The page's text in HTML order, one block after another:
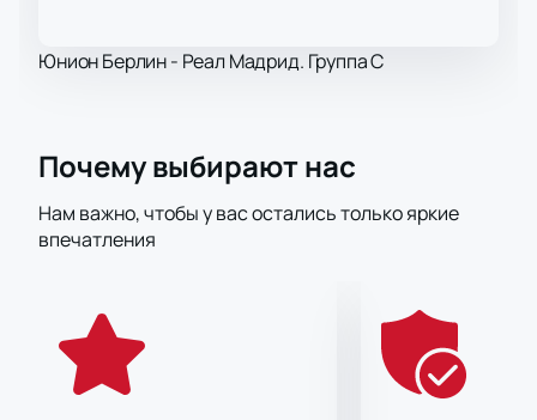
Юнион Берлин - Реал Мадрид. Группа C
Почему выбирают нас
Нам важно, чтобы у вас остались только яркие
впечатления